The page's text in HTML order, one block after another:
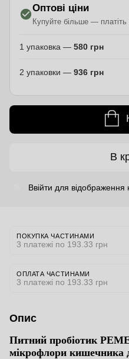
Оптові ціни
Купуйте більше —
1 упаковка — 580 грн
2 упаковки — 936 грн
В
Ввійти для відображення
ПОКУПКА ЧАСТИНАМИ
3 платежі по 193.33 грн
ОПЛАТА ЧАСТИНАМИ
3 платежі по 193.33 грн
Опис
Питний пробіотик
мікрофлори кишечника